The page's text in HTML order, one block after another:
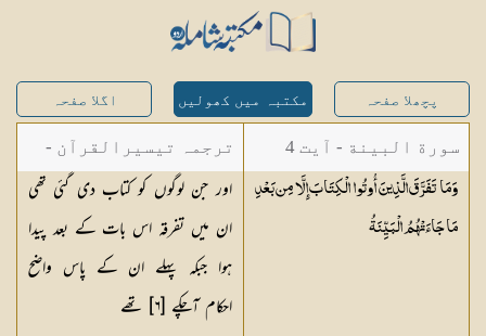
پچھلا صفحہ مکتبہ میں کھولیں اگلا صفحہ
سورة البينة - آیت 4
وَمَا تَفَرَّقَ الَّذِينَ أُوتُوا الْكِتَابَ إِلَّا مِن بَعْدِ
مَا جَاءَتْهُمُالْبَيِّنَةُ
ترجمہ تیسیرالقرآن -
مولانا عبد الرحمن
کیلانی
اور جن لوگوں کو کتاب دی گئی تھی
ان میں تفرقہ اس بات کے بعد پیدا
ہوا جبکہ پہلے ان کے پاس واضح
احکام آچکے [٦] تھے